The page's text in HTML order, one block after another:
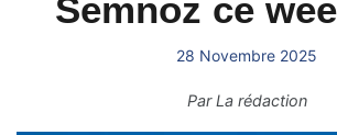
Semnoz ce
28 Novembre 2025
ParLa rédaction